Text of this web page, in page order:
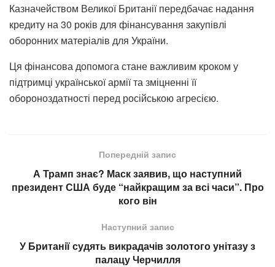
Казначейством Великої Британії передбачає надання
кредиту на 30 років для фінансування закупівлі
оборонних матеріалів для України.
Ця фінансова допомога стане важливим кроком у
підтримці української армії та зміцненні її
обороноздатності перед російською агресією.
Попередній запис
А Трамп знає? Маск заявив, що наступний
президент США буде “найкращим за всі часи”. Про
кого він
Наступний запис
У Британії судять викрадачів золотого унітазу з
палацу Черчилля